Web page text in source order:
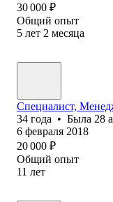
30 000 ₽
Общий опыт
5 лет 2 месяца
Специалист,
34 года • Была 28
6 февраля 2018
20 000 ₽
Общий опыт
11 лет